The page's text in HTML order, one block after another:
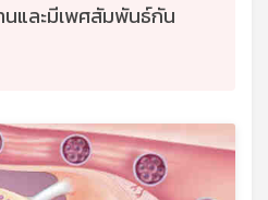
และมีเพศสัมพันธ์กัน